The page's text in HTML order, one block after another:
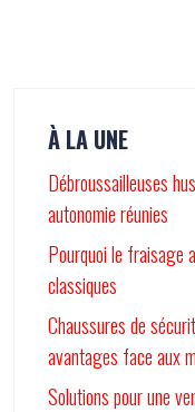
À LA UNE
Débroussailleuses
autonomie réunies
Pourquoi le fraisage
classiques
Chaussures de
avantages face aux
Solutions pour une